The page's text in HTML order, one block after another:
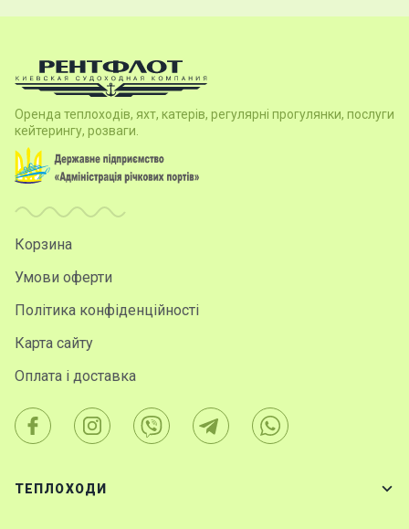
Оренда теплоходів, яхт, катерів, регулярні прогулянки, послуги
кейтерингу, розваги.
Корзина
Умови оферти
Політика конфіденційності
Карта сайту
Оплата і доставка
ТЕПЛОХОДИ